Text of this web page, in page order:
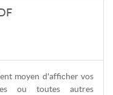
moyen d'afficher vos
ou toutes autres